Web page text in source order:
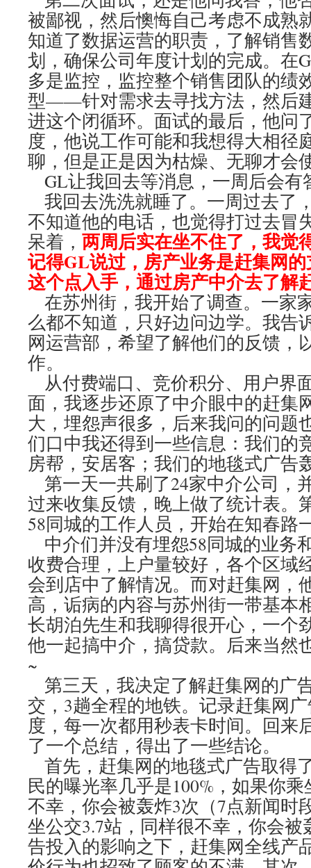
被鄙视，然后懊悔自己考虑不成熟
知道了数据运营的职责，了解销售
划，确保公司年度计划的完成。在
多是监控，监控整个销售团队的绩
型——针对需求去寻找方法，然后
进这个闭循环。面试的最后，他问
度，他说工作可能和我想得大相径
聊，但是正是因为枯燥、无聊才
GL让我回去等消息，一周后会
我回去洗洗就睡了。一周过去了
不知道他的电话，也觉得打过去冒
呆着， 两周后实在坐不住了，我觉
记得GL说过，房产业务是赶集网
这个点入手，通过房产中介去了解
在苏州街，我开始了调查。一家
么都不知道，只好边问边学。我告
网运营部，希望了解他们的反馈，
作。
从付费端口、竞价积分、用户界
面，我逐步还原了中介眼中的赶集
大，埋怨声很多，后来我问的问题
们口中我还得到一些信息：我们的
房帮，安居客；我们的地毯式广
第一天一共刷了24家中介公司，
过来收集反馈，晚上做了统计表。
58同城的工作人员，开始在知春
中介们并没有埋怨58同城的业务
收费合理，上户量较好，各个区域
会到店中了解情况。而对赶集网，
高，诟病的内容与苏州街一带基本
长胡泊先生和我聊得很开心，一个
他一起搞中介，搞贷款。后来当然
~
第三天，我决定了解赶集网的广
交，3趟全程的地铁。记录赶集网
度，每一次都用秒表卡时间。回来
了一个总结，得出了一些结论。
首先，赶集网的地毯式广告取得
民的曝光率几乎是100%，如果你
不幸，你会被轰炸3次（7点新闻时
坐公交3.7站，同样很不幸，你会
告投入的影响之下，赶集网全线产